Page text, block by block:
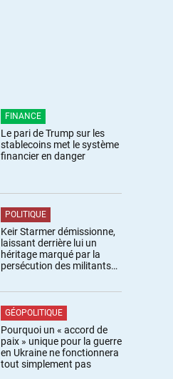
FINANCE
Le pari de Trump sur les
stablecoins met le système
financier en danger
POLITIQUE
Keir Starmer démissionne,
laissant derrière lui un
héritage marqué par la
persécution des militants
GÉOPOLITIQUE
Pourquoi un « accord de
paix » unique pour la guerre
en Ukraine ne fonctionnera
tout simplement pas